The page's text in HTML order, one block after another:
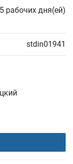
рабочих дня(ей)
stdin01941